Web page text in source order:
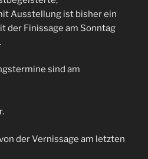
Ausstellung ist bisher ein
der Finissage am Sonntag
sind am
der Vernissage am letzten